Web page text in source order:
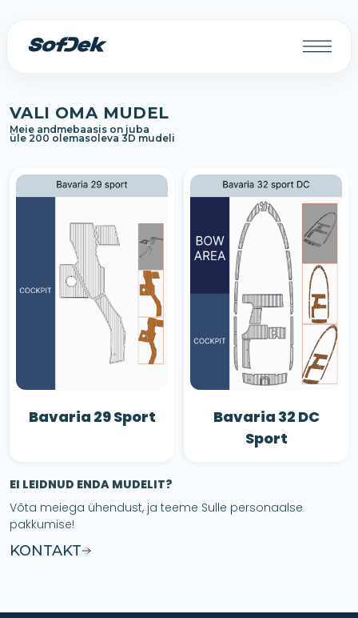
VALI OMA MUDEL
Bavaria 29 Sport
Bavaria 32 DC
Sport
EI LEIDNUD ENDA MUDELIT?
Võta meiega ühendust, ja teeme Sulle personaalse
pakkumise!
KONTAKT